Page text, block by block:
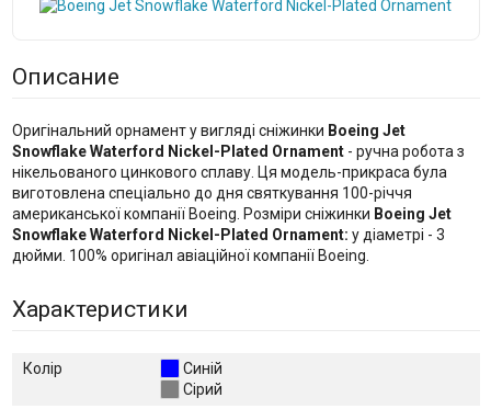
Описание
Оригінальний орнамент у вигляді сніжинки Boeing Jet
Snowflake Waterford Nickel-Plated Ornament- ручна робота з
нікельованого цинкового сплаву. Ця модель-прикраса була
виготовлена спеціально до дня святкування 100-річчя
американської компанії Boeing. Розміри сніжинки Boeing Jet
Snowflake Waterford Nickel-Plated Ornament: у діаметрі - 3
дюйми. 100% оригінал авіаційної компанії Boeing.
Характеристики
Колір
Синій
Сірий